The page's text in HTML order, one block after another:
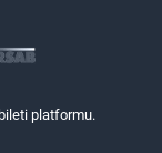
platformu.